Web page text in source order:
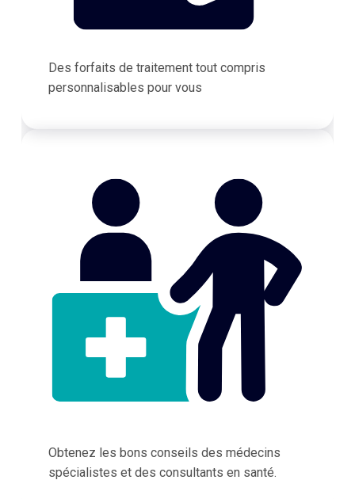
Des forfaits de traitement tout compris
personnalisables pour vous
Obtenez les bons conseils des médecins
spécialistes et des consultants en santé.